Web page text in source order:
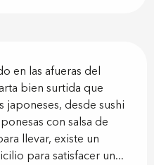
en las afueras del
bien surtida que
japoneses, desde sushi
con salsa de
llevar, existe un
para satisfacer un...